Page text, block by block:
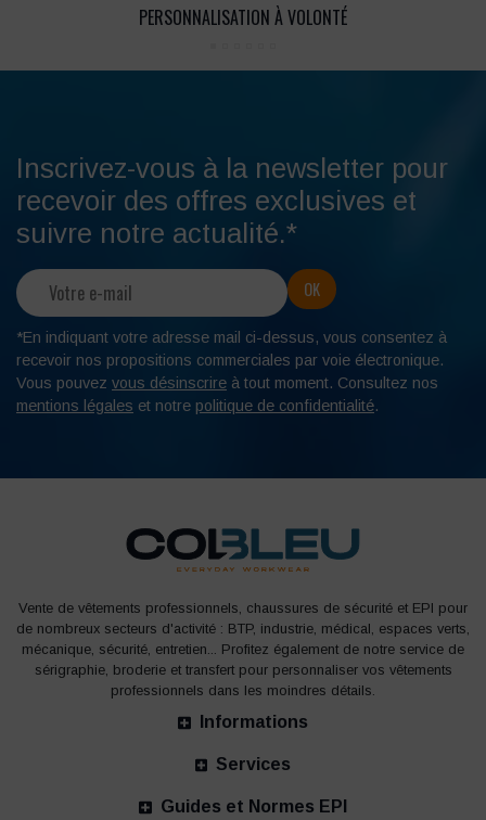
PERSONNALISATION À VOLONTÉ
Inscrivez-vous à la newsletter pour
recevoir des offres exclusives et
suivre notre actualité.*
*En indiquant votre adresse mail ci-dessus, vous consentez à
recevoir nos propositions commerciales par voie électronique.
Vous pouvez vous désinscrire à tout moment. Consultez nos
mentions légales et notre politique de confidentialité.
Vente de vêtements professionnels, chaussures de sécurité et EPI pour
de nombreux secteurs d'activité : BTP, industrie, médical, espaces verts,
mécanique, sécurité, entretien... Profitez également de notre service de
sérigraphie, broderie et transfert pour personnaliser vos vêtements
professionnels dans les moindres détails.
Informations
Services
Guides et Normes EPI